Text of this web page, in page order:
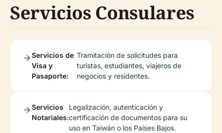
Servicios Consulares
Servicios de
Visa y
Pasaporte:
Tramitación de solicitudes para
turistas, estudiantes, viajeros de
negocios y residentes.
Servicios
Notariales:
Legalización, autenticación y
certificación de documentos para su
uso en Taiwán o los Países Bajos.